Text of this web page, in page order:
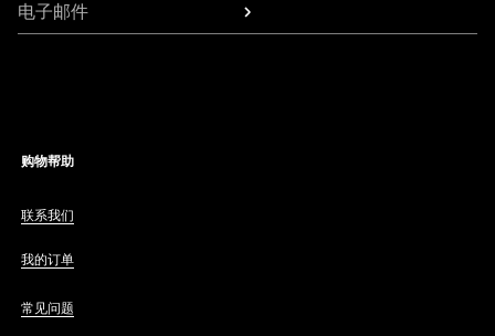
电子邮件
购物帮助
联系我们
我的订单
常见问题